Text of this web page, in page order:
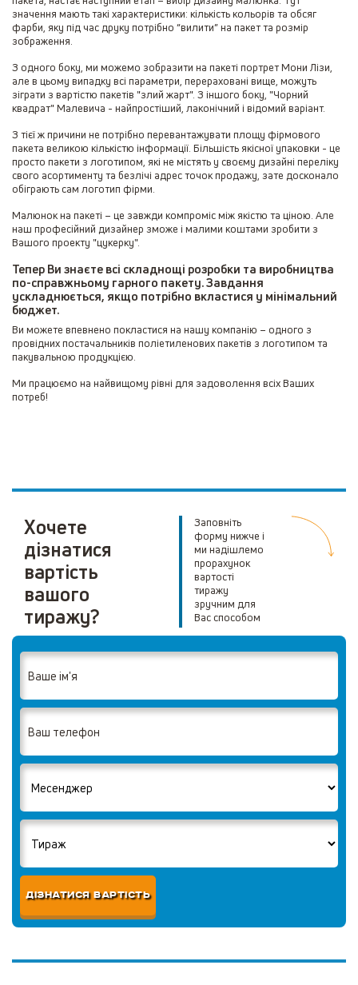
значення мають такі характеристики: кількість кольорів та обсяг
фарби, яку під час друку потрібно “вилити” на пакет та розмір
зображення.
З одного боку, ми можемо зобразити на пакеті портрет Мони Лізи,
але в цьому випадку всі параметри, перераховані вище, можуть
зіграти з вартістю пакетів "злий жарт". З іншого боку, "Чорний
квадрат" Малевича - найпростіший, лаконічний і відомий варіант.
З тієї ж причини не потрібно перевантажувати площу фірмового
пакета великою кількістю інформації. Більшість якісної упаковки - це
просто пакети з логотипом, які не містять у своєму дизайні переліку
свого асортименту та безлічі адрес точок продажу, зате досконало
обіграють сам логотип фірми.
Малюнок на пакеті – це завжди компроміс між якістю та ціною. Але
наш професійний дизайнер зможе і малими коштами зробити з
Вашого проекту "цукерку".
Тепер Ви знаєте всі складнощі розробки та виробництва
по-справжньому гарного пакету. Завдання
ускладнюється, якщо потрібно вкластися у мінімальний
бюджет.
Ви можете впевнено покластися на нашу компанію – одного з
провідних постачальників поліетиленових пакетів з логотипом та
пакувальною продукцією.
Ми працюємо на найвищому рівні для задоволення всіх Ваших
потреб!
Хочете
дізнатися
вартість
вашого
тиражу?
Заповніть
форму нижче і
ми надішлемо
прорахунок
вартості
тиражу
зручним для
Вас способом
ДІЗНАТИСЯ ВАРТІСТЬ